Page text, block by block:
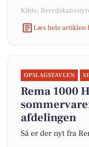
Kilde:
Læs hele artiklen
OPSLAGSTAVLEN
Rema 1000
afdelingen
Så er der nyt fra